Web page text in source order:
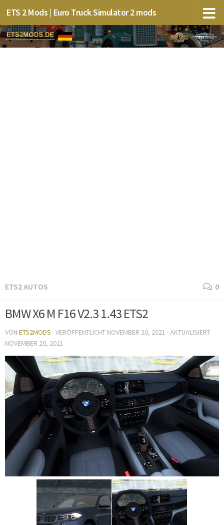
ETS 2 Mods | Euro Truck Simulator 2 mods
ETS2 AUTOS 0
BMW X6 M F16 V2.3 1.43 ETS2
VON ETS2MODS · VERÖFFENTLICHT NOVEMBER 20, 2021 · AKTUALISIERT
NOVEMBER 20, 2021